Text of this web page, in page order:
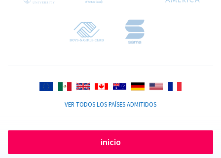
VER TODOS LOS PAÍSES ADMITIDOS
inicio